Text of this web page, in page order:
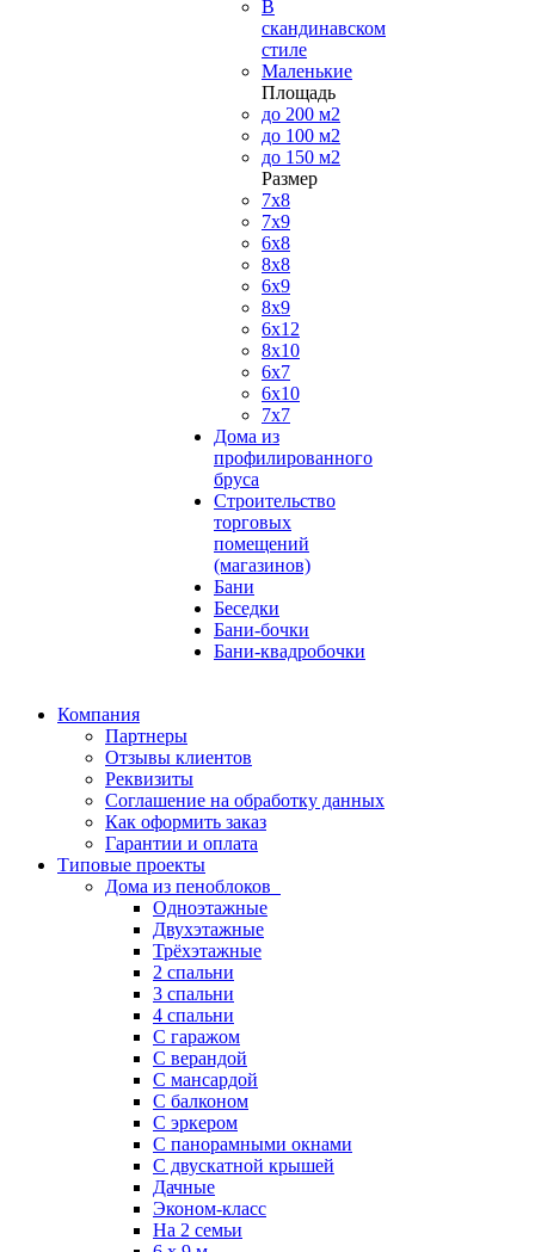
В
скандинавском
стиле
Маленькие
Площадь
до 200 м2
до 100 м2
до 150 м2
Размер
7х8
7х9
6х8
8х8
6х9
8х9
6х12
8х10
6х7
6х10
7х7
Дома из
профилированного
бруса
Строительство
торговых
помещений
(магазинов)
Бани
Беседки
Бани-бочки
Бани-квадробочки
Компания
Партнеры
Отзывы клиентов
Реквизиты
Соглашение на обработку данных
Как оформить заказ
Гарантии и оплата
Типовые проекты
Дома из пеноблоков
Одноэтажные
Двухэтажные
Трёхэтажные
2 спальни
3 спальни
4 спальни
С гаражом
С верандой
С мансардой
С балконом
C эркером
С панорамными окнами
С двускатной крышей
Дачные
Эконом-класс
На 2 семьи